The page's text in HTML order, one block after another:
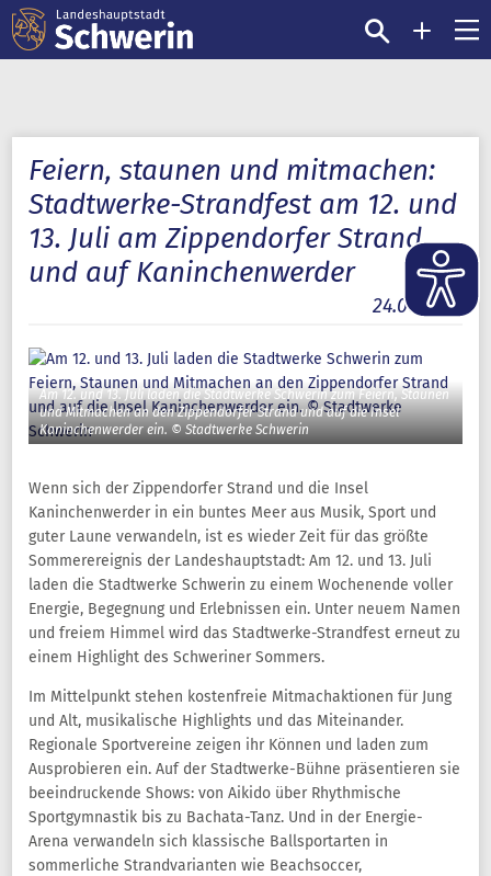
Feiern, staunen und mitmachen:
Stadtwerke-Strandfest am 12. und
13. Juli am Zippendorfer Strand
und auf Kaninchenwerder
24.06.2025
Am 12. und 13. Juli laden die Stadtwerke Schwerin zum Feiern, Staunen
und Mitmachen an den Zippendorfer Strand und auf die Insel
Kaninchenwerder ein. © Stadtwerke Schwerin
Wenn sich der Zippendorfer Strand und die Insel
Kaninchenwerder in ein buntes Meer aus Musik, Sport und
guter Laune verwandeln, ist es wieder Zeit für das größte
Sommerereignis der Landeshauptstadt: Am 12. und 13. Juli
laden die Stadtwerke Schwerin zu einem Wochenende voller
Energie, Begegnung und Erlebnissen ein. Unter neuem Namen
und freiem Himmel wird das Stadtwerke-Strandfest erneut zu
einem Highlight des Schweriner Sommers.
Im Mittelpunkt stehen kostenfreie Mitmachaktionen für Jung
und Alt, musikalische Highlights und das Miteinander.
Regionale Sportvereine zeigen ihr Können und laden zum
Ausprobieren ein. Auf der Stadtwerke-Bühne präsentieren sie
beeindruckende Shows: von Aikido über Rhythmische
Sportgymnastik bis zu Bachata-Tanz. Und in der Energie-
Arena verwandeln sich klassische Ballsportarten in
sommerliche Strandvarianten wie Beachsoccer,